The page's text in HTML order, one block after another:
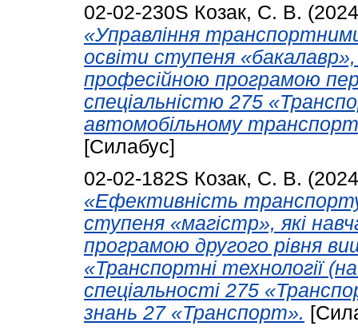
02-02-230S Козак, С. В.
«Управління
освіти ступеня
професійною програмою
спеціальністю 275
автомобільному
[Силабус]
02-02-182S Козак, С. В.
«Ефективність
ступеня «магістр», які
програмою другого рівня
«Транспортні технології
спеціальності 275
знань 27 «Транспорт».